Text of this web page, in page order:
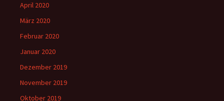
April 2020
März 2020
Februar 2020
Januar 2020
Dezember 2019
November 2019
Oktober 2019